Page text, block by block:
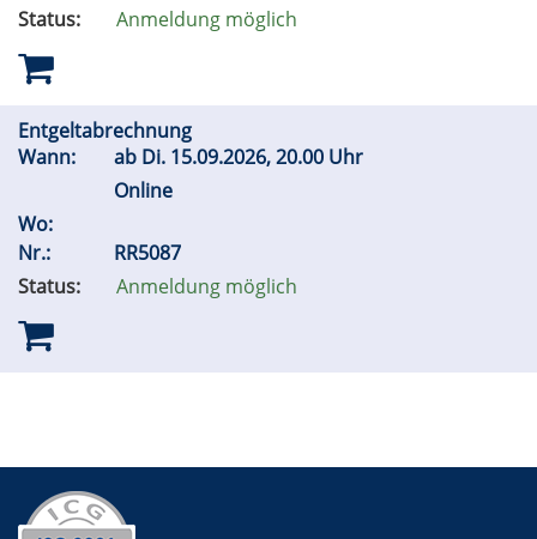
Status:
Anmeldung möglich
Entgeltabrechnung
Wann:
ab Di. 15.09.2026, 20.00 Uhr
Online
Wo:
Nr.:
RR5087
Status:
Anmeldung möglich